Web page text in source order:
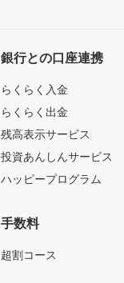
銀行との口座連携
らくらく入金
らくらく出金
残高表示サービス
投資あんしんサービス
ハッピープログラム
手数料
超割コース